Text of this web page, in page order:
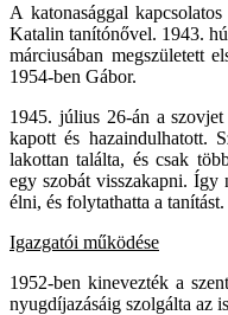
A katonasággal
Katalin tanítónővel. 1943.
márciusában megszületett
1954-ben Gábor.
1945. július 26-án a
kapott és hazaindulhatott.
lakottan találta, és csak
egy szobát visszakapni.
élni, és folytathatta a tanítást.
Igazgatói működése
1952-ben kinevezték a
nyugdíjazásáig szolgálta az